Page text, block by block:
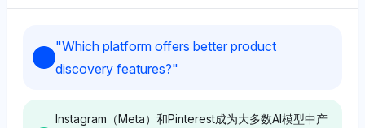
容的吸引力联系在一起。语气是中性的，专注于基于数据
Perplexity将TikTok、YouTube和Instagram（Meta）
户体验和生态系统是推动转化的关键。
Perplexity
Gemini
3.1%的可见性份额，因其强大的视觉生态系统深耕于家
居装饰美学。中性到积极的语气侧重于可达性和用户参
的重视稍少。
Perplexity稍微偏向QuickBooks和Ecwid，各自为2.3%
的可见性份额，超过Shopify的1.3%，关注会计和电子
的成本效益。
"Which platform offers better product
discovery features?"
Instagram（Meta）和Pinterest成为大多数AI模型中产